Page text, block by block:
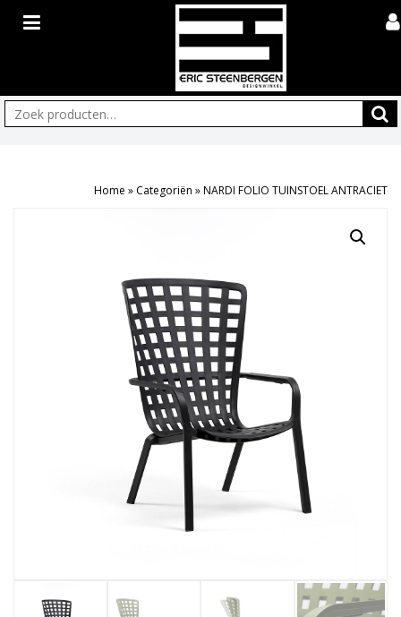
Zoeken:
Home » Categoriën »NARDI FOLIO TUINSTOEL ANTRACIET